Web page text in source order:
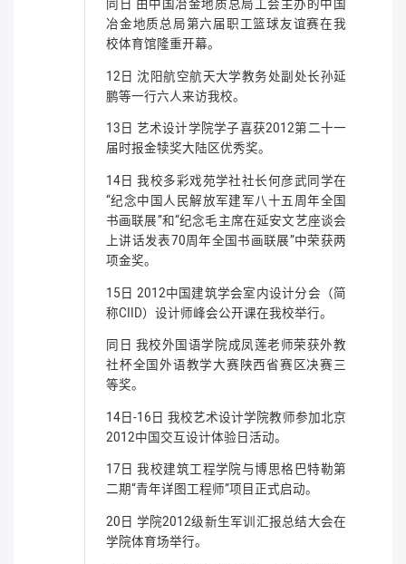
同日 由中国冶金地质总局工会主办的中国
冶金地质总局第六届职工篮球友谊赛在我
校体育馆隆重开幕。
12日 沈阳航空航天大学教务处副处长孙延
鹏等一行六人来访我校。
13日 艺术设计学院学子喜获2012第二十一
届时报金犊奖大陆区优秀奖。
14日 我校多彩戏苑学社社长何彦武同学在
“纪念中国人民解放军建军八十五周年全国
书画联展”和“纪念毛主席在延安文艺座谈会
上讲话发表70周年全国书画联展”中荣获两
项金奖。
15日 2012中国建筑学会室内设计分会（简
称CIID）设计师峰会公开课在我校举行。
同日 我校外国语学院成凤莲老师荣获外教
社杯全国外语教学大赛陕西省赛区决赛三
等奖。
14日-16日 我校艺术设计学院教师参加北京
2012中国交互设计体验日活动。
17日 我校建筑工程学院与博思格巴特勒第
二期“青年详图工程师”项目正式启动。
20日 学院2012级新生军训汇报总结大会在
学院体育场举行。